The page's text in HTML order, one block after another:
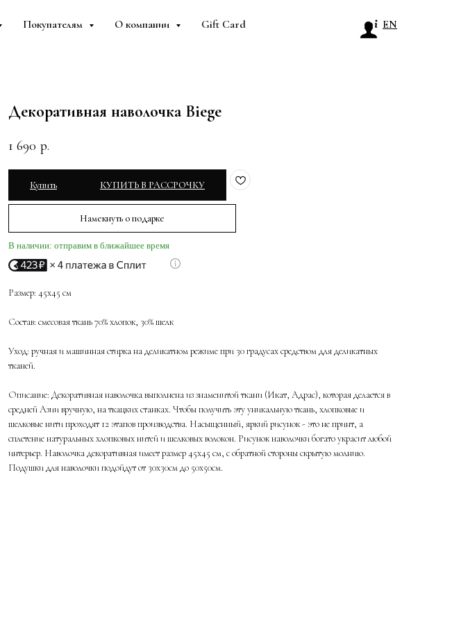
Покупателям О компании Gift Card EN
Декоративная наволочка Biege
1 690 р.
Купить КУПИТЬ В РАССРОЧКУ
Намекнуть о подарке
В наличии: отправим в ближайшее время
Размер: 45х45 см
Состав: смесовая ткань 70% хлопок, 30% шелк
Уход: ручная и машинная стирка на деликатном режиме при 30 градусах средством для деликатных
тканей.
Описание: Декоративная наволочка выполнена из знаменитой ткани (Икат, Адрас), которая делается в
средней Азии вручную, на ткацких станках. Чтобы получить эту уникальную ткань, хлопковые и
шелковые нити проходят 12 этапов производства. Насыщенный, яркий рисунок - это не принт, а
сплетение натуральных хлопковых нитей и шелковых волокон. Рисунок наволочки богато украсит любой
интерьер. Наволочка декоративная имеет размер 45х45 см, с обратной стороны скрытую молнию.
Подушки для наволочки подойдут от 30х30см до 50х50см.